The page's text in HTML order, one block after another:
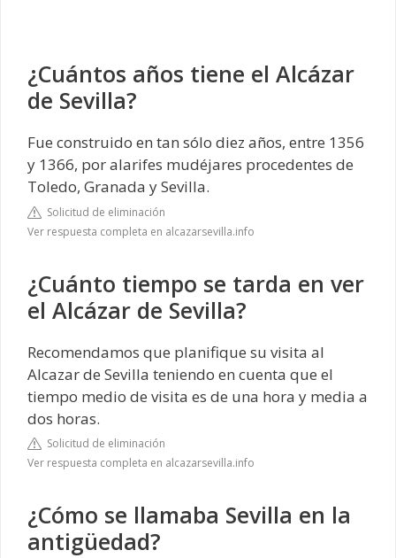
¿Cuántos años tiene el Alcázar
de Sevilla?
Fue construido en tan sólo diez años, entre 1356
y 1366, por alarifes mudéjares procedentes de
Toledo, Granada y Sevilla.
Solicitud de eliminación
Ver respuesta completa en alcazarsevilla.info
¿Cuánto tiempo se tarda en ver
el Alcázar de Sevilla?
Recomendamos que planifique su visita al
Alcazar de Sevilla teniendo en cuenta que el
tiempo medio de visita es de una hora y media a
dos horas.
Solicitud de eliminación
Ver respuesta completa en alcazarsevilla.info
¿Cómo se llamaba Sevilla en la
antigüedad?